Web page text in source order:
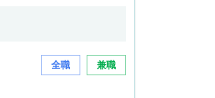
全職 兼職